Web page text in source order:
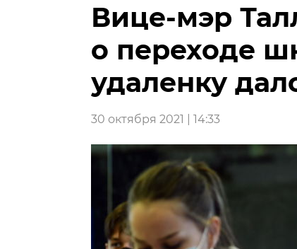
Вице-мэр
о переходе
удаленку
30 октября 2021 | 14:33